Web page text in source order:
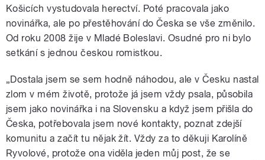
Košicích vystudovala herectví. Poté pracovala jako
novinářka, ale po přestěhování do Česka se vše změnilo.
Od roku 2008 žije v Mladé Boleslavi. Osudné pro ni bylo
setkání s jednou českou romistkou.
„Dostala jsem se sem hodně náhodou, ale v Česku nastal
zlom v mém životě, protože já jsem vždy psala, působila
jsem jako novinářka i na Slovensku a když jsem přišla do
Česka, potřebovala jsem nové kontakty, poznat zdejší
komunitu a začít tu nějak žít. Vždy za to děkuji Karolíně
Ryvolové, protože ona viděla jeden můj post, že se